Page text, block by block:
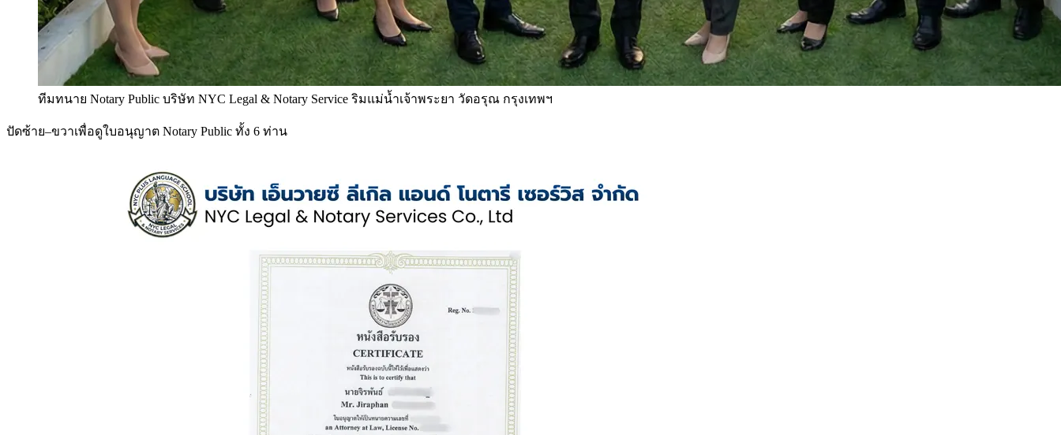
ทีมทนาย Notary Public บริษัท NYC Legal & Notary Service ริมแม่น้ำเจ้าพระยา วัดอรุณ กรุงเทพฯ
ปัดซ้าย–ขวาเพื่อดูใบอนุญาต Notary Public ทั้ง 6 ท่าน